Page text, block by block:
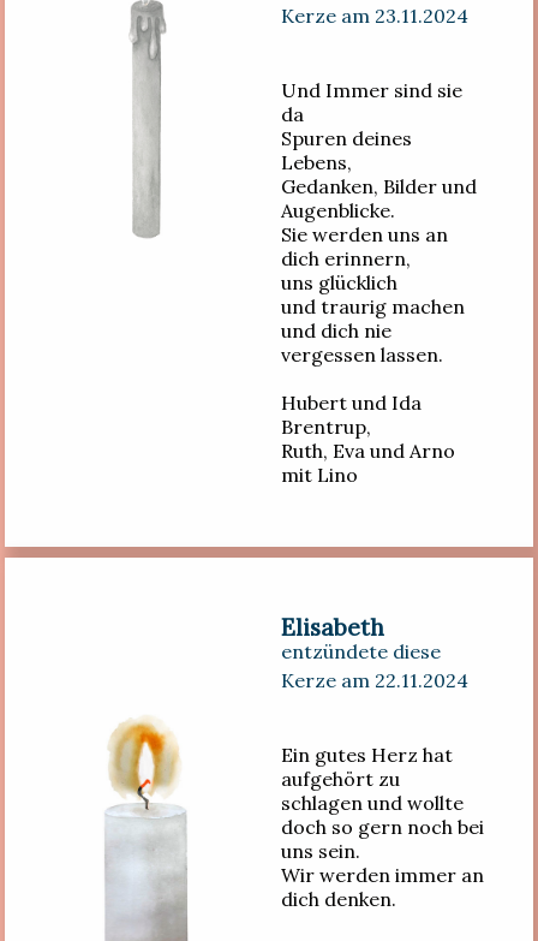
Kerze am 23.11.2024
Und Immer sind sie
da
Spuren deines
Lebens,
Gedanken, Bilder und
Augenblicke.
Sie werden uns an
dich erinnern,
uns glücklich
und traurig machen
und dich nie
vergessen lassen.
Hubert und Ida
Brentrup,
Ruth, Eva und Arno
mit Lino
Elisabeth
entzündete diese
Kerze am 22.11.2024
Ein gutes Herz hat
aufgehört zu
schlagen und wollte
doch so gern noch bei
uns sein.
Wir werden immer an
dich denken.